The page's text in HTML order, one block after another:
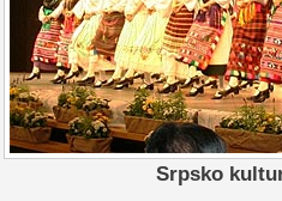
Srpsko